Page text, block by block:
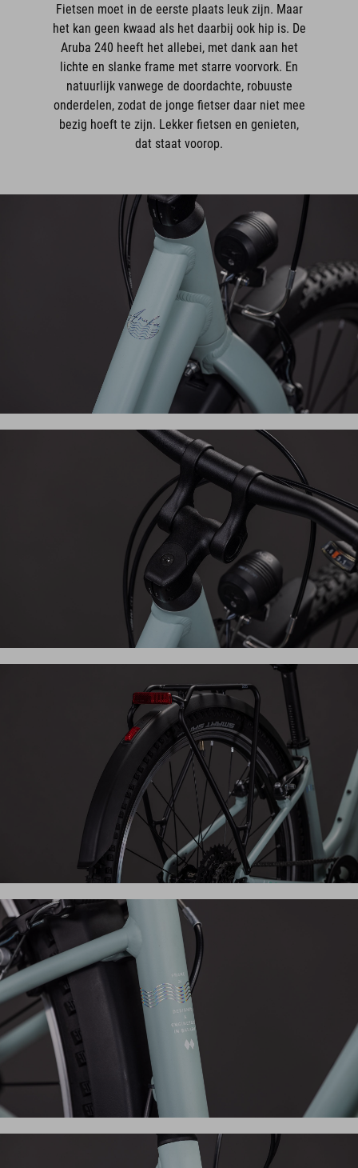
Fietsen moet in de eerste plaats leuk zijn. Maar
het kan geen kwaad als het daarbij ook hip is. De
Aruba 240 heeft het allebei, met dank aan het
lichte en slanke frame met starre voorvork. En
natuurlijk vanwege de doordachte, robuuste
onderdelen, zodat de jonge fietser daar niet mee
bezig hoeft te zijn. Lekker fietsen en genieten,
dat staat voorop.